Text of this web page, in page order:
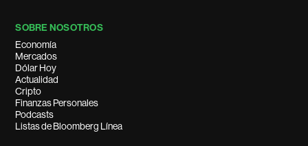
SOBRE NOSOTROS
Economía
Mercados
Dólar Hoy
Actualidad
Cripto
Finanzas Personales
Podcasts
Listas de Bloomberg Línea